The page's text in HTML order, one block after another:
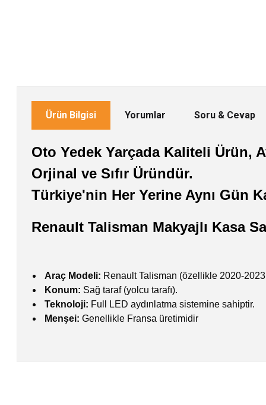
Ürün Bilgisi Yorumlar Soru & Cevap
Oto Yedek Yarçada Kaliteli Ürün,
Orjinal ve Sıfır Üründür.
Türkiye'nin Her Yerine Aynı Gün
Renault Talisman Makyajlı Kasa
Araç Modeli: Renault Talisman (özellikle 2020-
Konum: Sağ taraf (yolcu tarafı).
Teknoloji: Full LED aydınlatma sistemine sahiptir.
Menşei: Genellikle Fransa üretimidir